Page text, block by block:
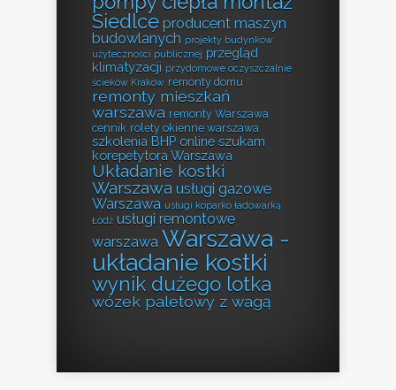
Siedlce producent maszyn
budowlanych projekty budynków
użyteczności publicznej przegląd
klimatyzacji przydomowe oczyszczalnie
ścieków Kraków remonty domu
remonty mieszkań
warszawa remonty Warszawa
cennik rolety okienne warszawa
szkolenia BHP online szukam
korepetytora Warszawa
Układanie kostki
Warszawa usługi gazowe
Warszawa usługi koparko ładowarką
Łódź usługi remontowe
warszawa Warszawa -
układanie kostki
wynik dużego lotka
wózek paletowy z wagą